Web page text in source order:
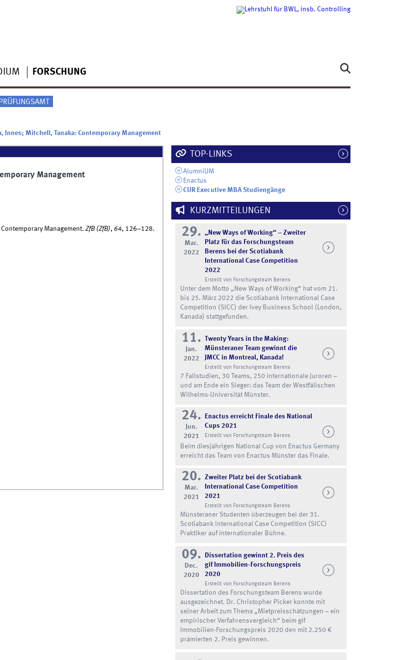
FORSCHUNG
PRÜFUNGSAMT
Innes; Mitchell, Tanaka: Contemporary Management
Management
Management. ZfB (ZfB), 64, 126–128.
TOP-LINKS
AlumniUM
Enactus
CUR Executive MBA Studiengänge
KURZMITTEILUNGEN
29.
Mar.
2022
„New Ways of Working“ – Zweiter
Platz für das Forschungsteam
Berens bei der Scotiabank
International Case Competition
2022
Erstellt von Forschungsteam Berens
Unter dem Motto „New Ways of Working“ hat vom 21.
bis 25. März 2022 die Scotiabank International Case
Competition (SICC) der Ivey Business School (London,
Kanada) stattgefunden.
11.
Jan.
2022
Twenty Years in the Making:
Münsteraner Team gewinnt die
JMCC in Montreal, Kanada!
Erstellt von Forschungsteam Berens
7 Fallstudien, 30 Teams, 250 internationale Juroren –
und am Ende ein Sieger: das Team der Westfälischen
Wilhelms-Universität Münster.
24.
Jun.
2021
Enactus erreicht Finale des National
Cups 2021
Erstellt von Forschungsteam Berens
Beim diesjährigen National Cup von Enactus Germany
erreicht das Team von Enactus Münster das Finale.
20.
Mar.
2021
Zweiter Platz bei der Scotiabank
International Case Competition
2021
Erstellt von Forschungsteam Berens
Münsteraner Studenten überzeugen bei der 31.
Scotiabank International Case Competition (SICC)
Praktiker auf internationaler Bühne.
09.
Dec.
2020
Dissertation gewinnt 2. Preis des
gif Immobilien-Forschungspreis
2020
Erstellt von Forschungsteam Berens
Dissertation des Forschungsteam Berens wurde
ausgezeichnet. Dr. Christopher Picker konnte mit
seiner Arbeit zum Thema „Mietpreisschätzungen – ein
empirischer Verfahrensvergleich“ beim gif
Immobilien-Forschungspreis 2020 den mit 2.250 €
prämierten 2. Preis gewinnen.